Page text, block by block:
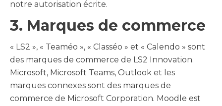
notre autorisation écrite.
3. Marques de commerce
« LS2 », « Teaméo », « Classéo » et « Calendo » sont
des marques de commerce de LS2 Innovation.
Microsoft, Microsoft Teams, Outlook et les
marques connexes sont des marques de
commerce de Microsoft Corporation. Moodle est